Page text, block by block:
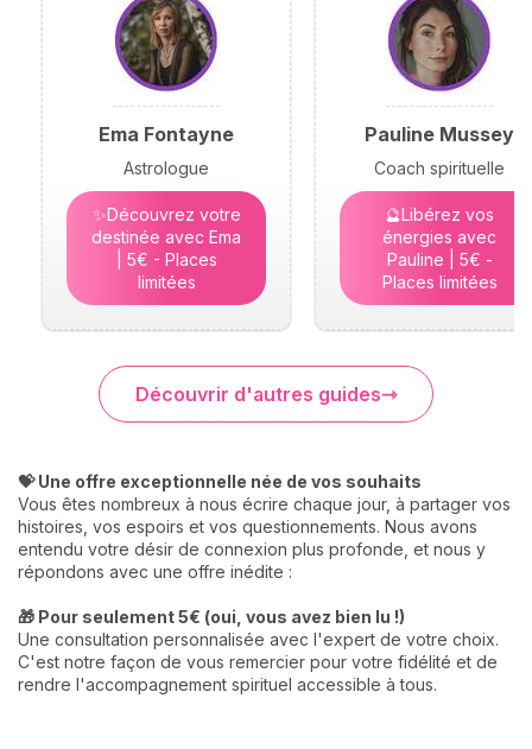
Ema Fontayne
Astrologue
✨Découvrez votre
destinée avec Ema
| 5€ - Places
limitées
Pauline Mussey
Coach spirituelle
🔮Libérez vos
énergies avec
Pauline | 5€ -
Places limitées
Découvrir d'autres guides
💝 Une offre exceptionnelle née de vos souhaits
Vous êtes nombreux à nous écrire chaque jour, à partager vos
histoires, vos espoirs et vos questionnements. Nous avons
entendu votre désir de connexion plus profonde, et nous y
répondons avec une offre inédite :
🎁 Pour seulement 5€ (oui, vous avez bien lu !)
Une consultation personnalisée avec l'expert de votre choix.
C'est notre façon de vous remercier pour votre fidélité et de
rendre l'accompagnement spirituel accessible à tous.